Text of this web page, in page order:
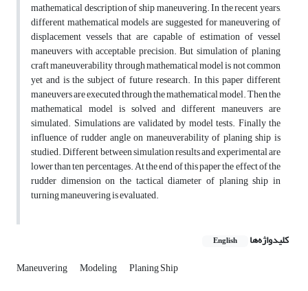
mathematical description of ship maneuvering. In the recent years,
different mathematical models are suggested for maneuvering of
displacement vessels that are capable of estimation of vessel
maneuvers with acceptable precision. But simulation of planing
craft maneuverability through mathematical model is not common
yet and is the subject of future research. In this paper different
maneuvers are executed through the mathematical model. Then the
mathematical model is solved and different maneuvers are
simulated. Simulations are validated by model tests. Finally the
influence of rudder angle on maneuverability of planing ship is
studied. Different between simulation results and experimental are
lower than ten percentages. At the end of this paper the effect of the
rudder dimension on the tactical diameter of planing ship in
turning maneuvering is evaluated.
کلیدواژه‌ها English
Maneuvering Modeling Planing Ship